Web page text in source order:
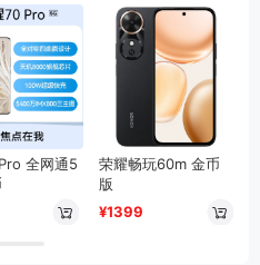
全网通5
荣耀畅玩60m 金币
版
¥1399